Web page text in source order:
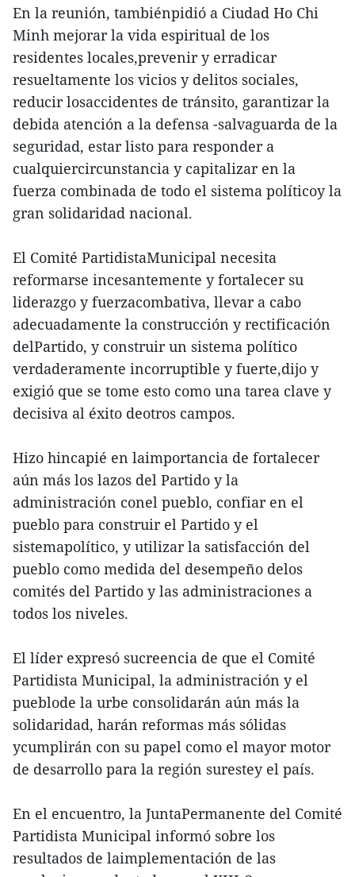
En la reunión, tambiénpidió a Ciudad Ho Chi
Minh mejorar la vida espiritual de los
residentes locales,prevenir y erradicar
resueltamente los vicios y delitos sociales,
reducir losaccidentes de tránsito, garantizar la
debida atención a la defensa -salvaguarda de la
seguridad, estar listo para responder a
cualquiercircunstancia y capitalizar en la
fuerza combinada de todo el sistema políticoy la
gran solidaridad nacional.
El Comité PartidistaMunicipal necesita
reformarse incesantemente y fortalecer su
liderazgo y fuerzacombativa, llevar a cabo
adecuadamente la construcción y rectificación
delPartido, y construir un sistema político
verdaderamente incorruptible y fuerte,dijo y
exigió que se tome esto como una tarea clave y
decisiva al éxito deotros campos.
Hizo hincapié en laimportancia de fortalecer
aún más los lazos del Partido y la
administración conel pueblo, confiar en el
pueblo para construir el Partido y el
sistemapolítico, y utilizar la satisfacción del
pueblo como medida del desempeño delos
comités del Partido y las administraciones a
todos los niveles.
El líder expresó sucreencia de que el Comité
Partidista Municipal, la administración y el
pueblode la urbe consolidarán aún más la
solidaridad, harán reformas más sólidas
ycumplirán con su papel como el mayor motor
de desarrollo para la región surestey el país.
En el encuentro, la JuntaPermanente del Comité
Partidista Municipal informó sobre los
resultados de laimplementación de las